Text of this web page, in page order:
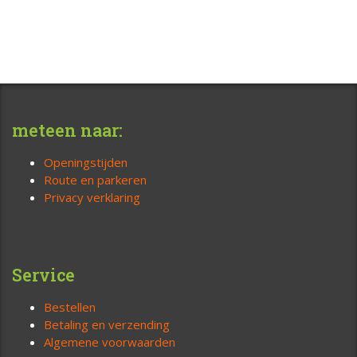
meteen naar:
Openingstijden
Route en parkeren
Privacy verklaring
Service
Bestellen
Betaling en verzending
Algemene voorwaarden